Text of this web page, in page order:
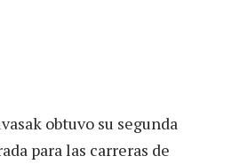
obtuvo su segunda
para las carreras de